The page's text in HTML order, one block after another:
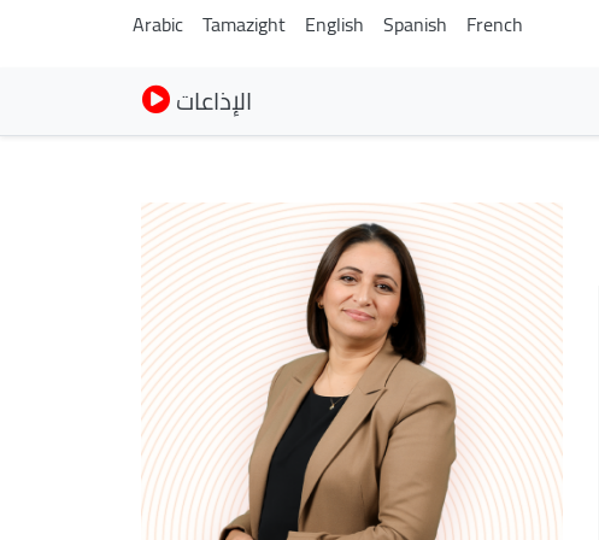
Arabic Tamazight English Spanish French
الإذاعات